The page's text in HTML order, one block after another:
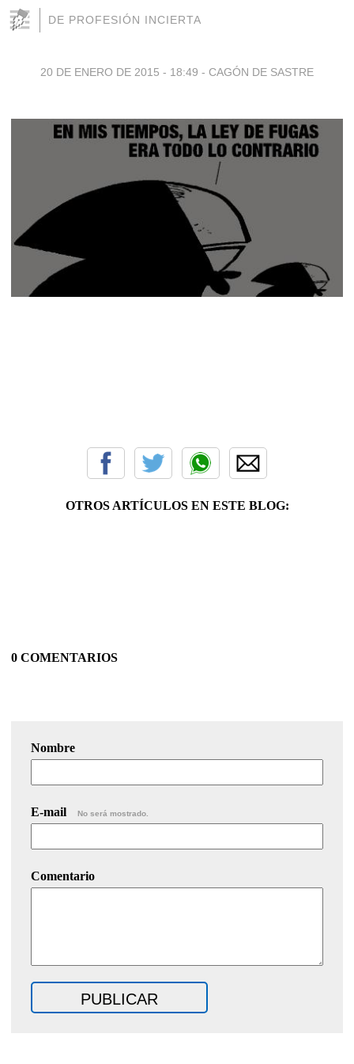
DE PROFESIÓN INCIERTA
20 DE ENERO DE 2015 - 18:49 - CAGÓN DE SASTRE
OTROS ARTÍCULOS EN ESTE BLOG:
0 COMENTARIOS
Nombre
E-mail No será mostrado.
Comentario